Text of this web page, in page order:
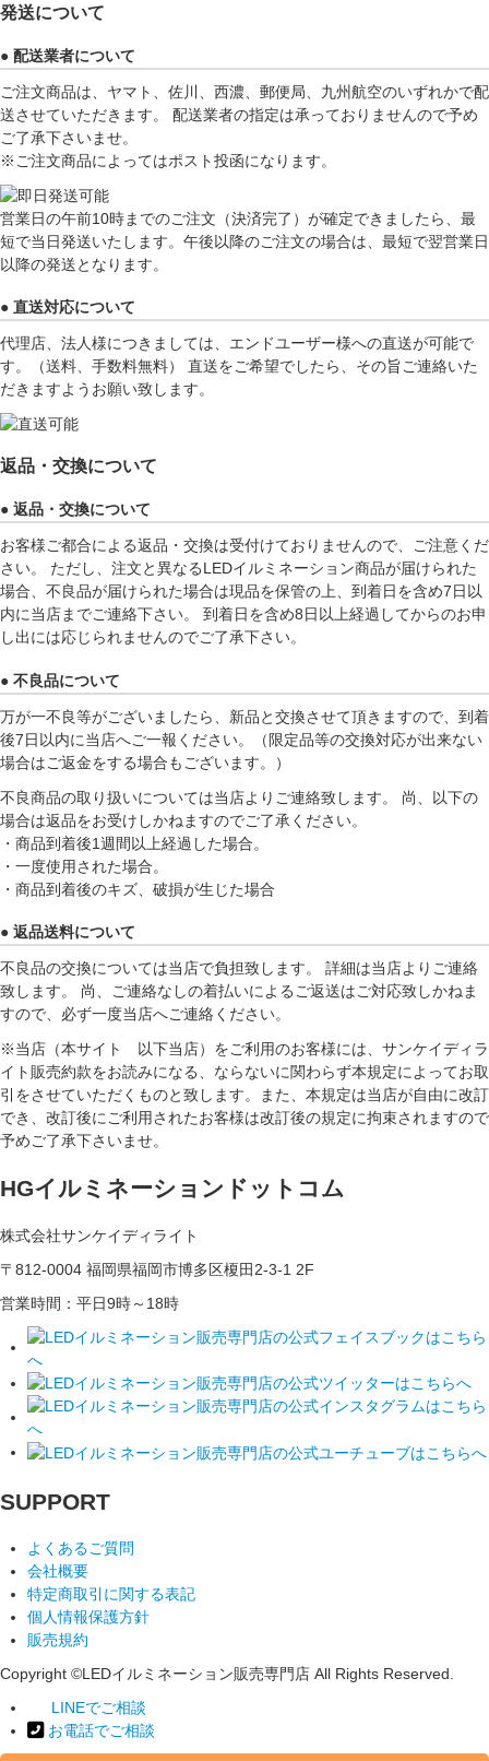
発送について
● 配送業者について
ご注文商品は、ヤマト、佐川、西濃、郵便局、九州航空のいずれかで配
送させていただきます。 配送業者の指定は承っておりませんので予め
ご了承下さいませ。
※ご注文商品によってはポスト投函になります。
営業日の午前10時までのご注文（決済完了）が確定できましたら、最
短で当日発送いたします。午後以降のご注文の場合は、最短で翌営業日
以降の発送となります。
● 直送対応について
代理店、法人様につきましては、エンドユーザー様への直送が可能で
す。（送料、手数料無料） 直送をご希望でしたら、その旨ご連絡いた
だきますようお願い致します。
返品・交換について
● 返品・交換について
お客様ご都合による返品・交換は受付けておりませんので、ご注意くだ
さい。 ただし、注文と異なるLEDイルミネーション商品が届けられた
場合、不良品が届けられた場合は現品を保管の上、到着日を含め7日以
内に当店までご連絡下さい。 到着日を含め8日以上経過してからのお申
し出には応じられませんのでご了承下さい。
● 不良品について
万が一不良等がございましたら、新品と交換させて頂きますので、到着
後7日以内に当店へご一報ください。（限定品等の交換対応が出来ない
場合はご返金をする場合もございます。）
不良商品の取り扱いについては当店よりご連絡致します。 尚、以下の
場合は返品をお受けしかねますのでご了承ください。
・商品到着後1週間以上経過した場合。
・一度使用された場合。
・商品到着後のキズ、破損が生じた場合
● 返品送料について
不良品の交換については当店で負担致します。 詳細は当店よりご連絡
致します。 尚、ご連絡なしの着払いによるご返送はご対応致しかねま
すので、必ず一度当店へご連絡ください。
※当店（本サイト 以下当店）をご利用のお客様には、サンケイディラ
イト販売約款をお読みになる、ならないに関わらず本規定によってお取
引をさせていただくものと致します。また、本規定は当店が自由に改訂
でき、改訂後にご利用されたお客様は改訂後の規定に拘束されますので
予めご了承下さいませ。
HGイルミネーションドットコム
株式会社サンケイディライト
〒812-0004 福岡県福岡市博多区榎田2-3-1 2F
営業時間：平日9時～18時
SUPPORT
よくあるご質問
会社概要
特定商取引に関する表記
個人情報保護方針
販売規約
Copyright ©LEDイルミネーション販売専門店 All Rights Reserved.
LINEでご相談
お電話でご相談